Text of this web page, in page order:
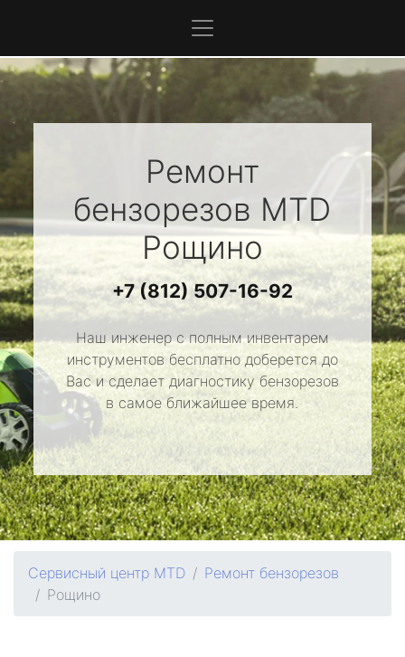
Ремонт
бензорезов MTD
Рощино
+7 (812) 507-16-92
Наш инженер с полным инвентарем
инструментов бесплатно доберется до
Вас и сделает диагностику бензорезов
в самое ближайшее время.
Сервисный центр MTD
Ремонт бензорезов
Рощино